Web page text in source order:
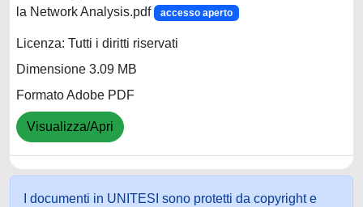
la Network Analysis.pdf
accesso aperto
Licenza: Tutti i diritti riservati
Dimensione 3.09 MB
Formato Adobe PDF
Visualizza/Apri
I documenti in UNITESI sono protetti da copyright e